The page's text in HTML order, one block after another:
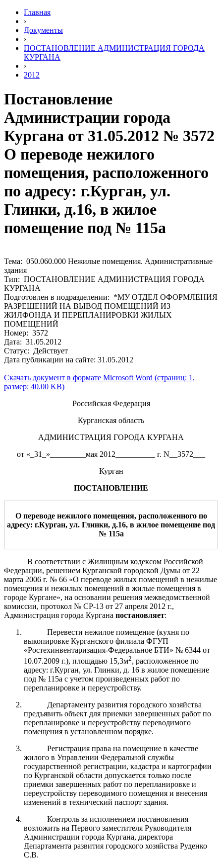
Главная
›
Документы
›
ПОСТАНОВЛЕНИЕ АДМИНИСТРАЦИЯ ГОРОДА
КУРГАНА
›
2012
Постановление
Администрации города
Кургана от 31.05.2012 № 3572
О переводе нежилого
помещения, расположенного
по адресу: г.Курган, ул.
Глинки, д.16, в жилое
помещение под № 115а
Тема: 050.060.000 Нежилые помещения. Административные
здания
Тип: ПОСТАНОВЛЕНИЕ АДМИНИСТРАЦИЯ ГОРОДА
КУРГАНА
Подготовлен в подразделении: *МУ ОТДЕЛ ОФОРМЛЕНИЯ
РАЗРЕШЕНИЙ НА ВЫВОД ПОМЕЩЕНИЙ ИЗ
ЖИЛФОНДА И ПЕРЕПЛАНИРОВКИ ЖИЛЫХ
ПОМЕЩЕНИЙ
Номер: 3572
Дата: 31.05.2012
Статус: Действует
Дата публикации на сайте: 31.05.2012
Скачать документ в формате Microsoft Word (страниц: 1,
размер: 40.00 KB)
Российская Федерация
Курганская область
АДМИНИСТРАЦИЯ ГОРОДА КУРГАНА
от «_31_»_________мая 2012__________ г. N__3572___
Курган
ПОСТАНОВЛЕНИЕ
О переводе нежилого помещения, расположенного по
адресу: г.Курган, ул. Глинки, д.16, в жилое помещение под
№ 115а
В соответствии с Жилищным кодексом Российской
Федерации, решением Курганской городской Думы от 22
марта 2006 г. № 66 «О переводе жилых помещений в нежилые
помещения и нежилых помещений в жилые помещения в
городе Кургане», на основании решения межведомственной
комиссии, протокол № СР-13 от 27 апреля 2012 г.,
Администрация города Кургана постановляет:
Перевести нежилое помещение (кухня по
выкопировке Курганского филиала ФГУП
«Ростехинвентаризация-Федеральное БТИ» № 6344 от
10.07.2009 г.), площадью 15,3м2, расположенное по
адресу: г.Курган, ул. Глинки, д. 16 в жилое помещение
под № 115а с учетом произведенных работ по
перепланировке и переустройству.
Департаменту развития городского хозяйства
предъявить объект для приемки завершенных работ по
перепланировке и переустройству переводимого
помещения в установленном порядке.
Регистрация права на помещение в качестве
жилого в Управлении Федеральной службы
государственной регистрации, кадастра и картографии
по Курганской области допускается только после
приемки завершенных работ по перепланировке и
переустройству переводимого помещения и внесения
изменений в технический паспорт здания.
Контроль за исполнением постановления
возложить на Первого заместителя Руководителя
Администрации города Кургана, директора
Департамента развития городского хозяйства Руденко
С.В.